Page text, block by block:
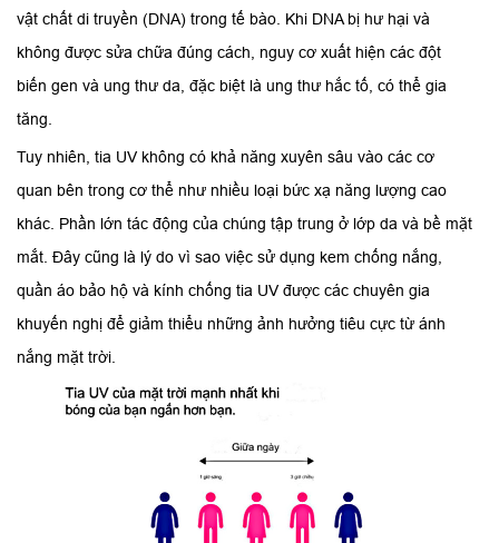
vật chất di truyền (DNA) trong tế bào. Khi DNA bị hư hại và
không được sửa chữa đúng cách, nguy cơ xuất hiện các đột
biến gen và ung thư da, đặc biệt là ung thư hắc tố, có thể gia
tăng.
Tuy nhiên, tia UV không có khả năng xuyên sâu vào các cơ
quan bên trong cơ thể như nhiều loại bức xạ năng lượng cao
khác. Phần lớn tác động của chúng tập trung ở lớp da và bề mặt
mắt. Đây cũng là lý do vì sao việc sử dụng kem chống nắng,
quần áo bảo hộ và kính chống tia UV được các chuyên gia
khuyến nghị để giảm thiểu những ảnh hưởng tiêu cực từ ánh
nắng mặt trời.